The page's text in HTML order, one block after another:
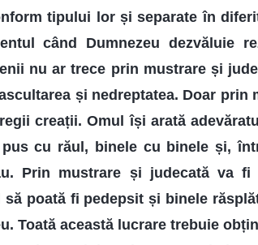
tipului lor și separate în
când Dumnezeu dezvăluie
nu ar trece prin mustrare și
și nedreptatea. Doar prin
creații. Omul își arată
cu răul, binele cu binele și,
Prin mustrare și judecată va fi
poată fi pedepsit și binele
Toată această lucrare trebuie